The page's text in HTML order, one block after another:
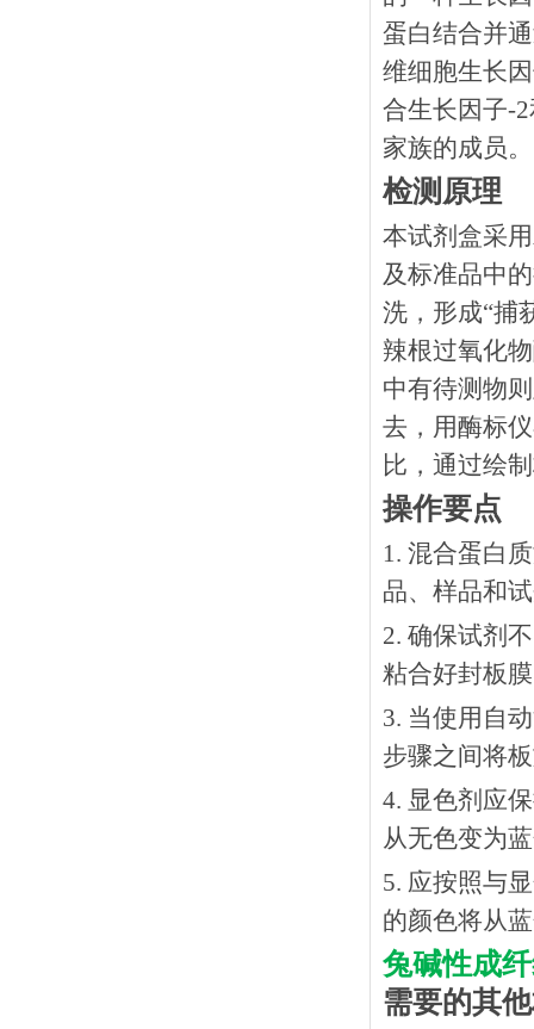
蛋白结合并
维细胞生长
合生长因子-
家族的成员。
检测原理
本试剂盒采
及标准品中
洗，形成“捕
辣根过氧化
中有待测物
去，用酶标
比，通过绘
操作要点
1. 混合蛋白
品、样品和
2. 确保试剂
粘合好封板
3. 当使用自
步骤之间将
4. 显色剂应
从无色变为
5. 应按照与
的颜色将从
兔碱性成
需要的其